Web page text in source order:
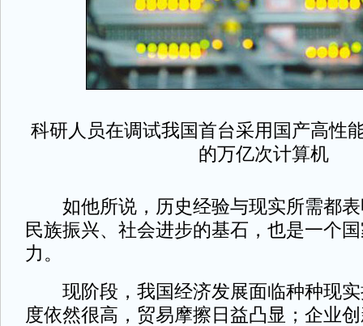
科研人员在调试我国首台采用国产高性
的万亿次计算机
如他所说，历史经验与现实所需都表
民族振兴、社会进步的基石，也是一个
力。
现阶段，我国经济发展面临种种现实
度依然很高，贸易摩擦日益凸显；企业